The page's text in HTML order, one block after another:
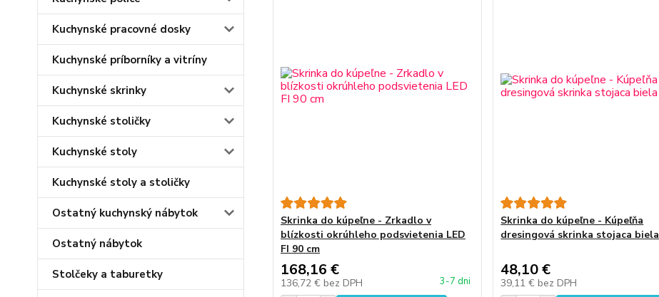
Kuchynské pracovné dosky
Kuchynské príborníky a vitríny
Kuchynské skrinky
Kuchynské stoličky
Kuchynské stoly
Kuchynské stoly a stoličky
Ostatný kuchynský nábytok
Ostatný nábytok
Stolčeky a taburetky
Skrinka do kúpeľne - Zrkadlo v
blízkosti okrúhleho podsvietenia LED
FI 90 cm
168,16 €
136,72 € bez DPH 3-7 dni
Skrinka do kúpeľne - Kúpeľňa
dresingová skrinka stojaca biela
48,10 €
39,11 € bez DPH